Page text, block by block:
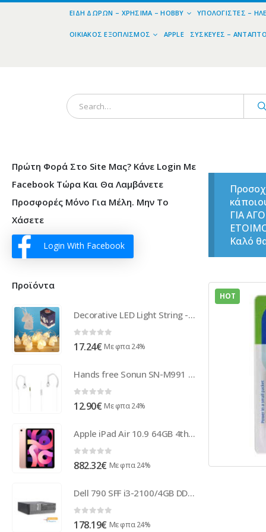
ΕΊΔΗ ΔΏΡΩΝ – ΧΡΉΣΙΜΑ – HOBBY ΥΠΟΛΟΓΙΣΤΈΣ –
ΟΙΚΙΑΚΌΣ ΕΞΟΠΛΙΣΜΌΣ APPLE ΣΥΣΚΕΥΈΣ –
ΓΙΑ
Καλό
HOT
Πρώτη Φορά Στο Site Μας? Κάνε Login Με
Facebook Τώρα Και Θα Λαμβάνετε
Προσφορές Μόνο Για Μέλη. Μην Το
Χάσετε
Login With Facebook
Προϊόντα
Decorative LED Light String - Unicorn
0 out of 5
17.24€ Με φπα 24%
Hands free Sonun SN-M991 Stereo Ψειρα Σιλικονης 3.5mm Άσπρο
0 out of 5
12.90€ Με φπα 24%
Apple iPad Air 10.9 64GB 4th Gen. (2020) 4G rose gold DE MYGY2FD/A
0out of 5
882.32€ Με φπα 24%
Dell 790 SFF i3-2100/4GB DDR3/250GB/DVD/7P Grade A+ Refurbished PC ( 53060 )
0 out of 5
178.19€ Με φπα 24%